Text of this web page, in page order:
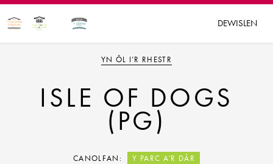
DEWISLEN
YN ÔL I’R RHESTR
ISLE OF DOGS
(PG)
CANOLFAN:
Y PARC A'R DÂR